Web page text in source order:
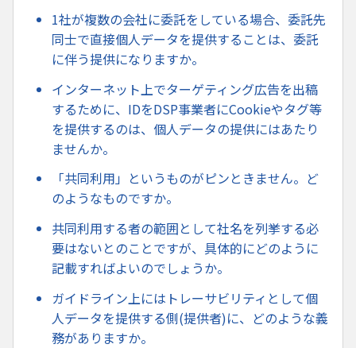
1社が複数の会社に委託をしている場合、委託先
同士で直接個人データを提供することは、委託
に伴う提供になりますか。
インターネット上でターゲティング広告を出稿
するために、IDをDSP事業者にCookieやタグ等
を提供するのは、個人データの提供にはあたり
ませんか。
「共同利用」というものがピンときません。ど
のようなものですか。
共同利用する者の範囲として社名を列挙する必
要はないとのことですが、具体的にどのように
記載すればよいのでしょうか。
ガイドライン上にはトレーサビリティとして個
人データを提供する側(提供者)に、どのような義
務がありますか。